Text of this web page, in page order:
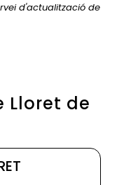
d'actualització de
Lloret de